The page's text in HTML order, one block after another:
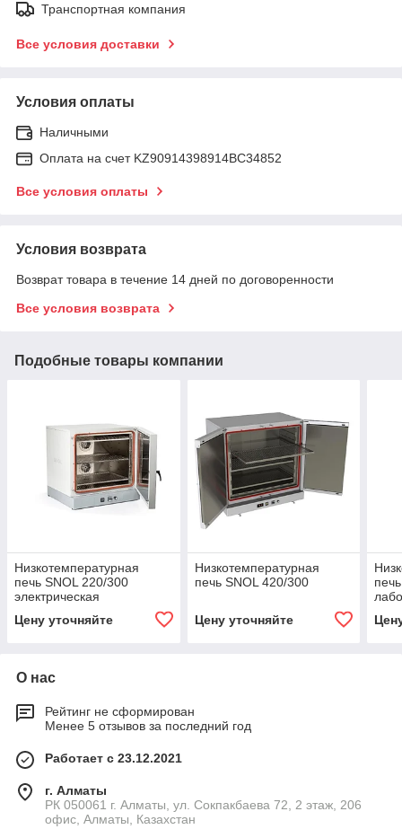
Транспортная компания
Все условия доставки
Условия оплаты
Наличными
Оплата на счет KZ90914398914ВС34852
Все условия оплаты
Условия возврата
Возврат товара в течение 14 дней по договоренности
Все условия возврата
Подобные товары компании
Низкотемпературная
печь SNOL 220/300
электрическая
Цену уточняйте
Низкотемпературная
печь SNOL 420/300
Цену уточняйте
О нас
Рейтинг не сформирован
Менее 5 отзывов за последний год
Работает с 23.12.2021
г. Алматы
РК 050061 г. Алматы, ул. Сокпакбаева 72, 2 этаж, 206
офис, Алматы, Казахстан